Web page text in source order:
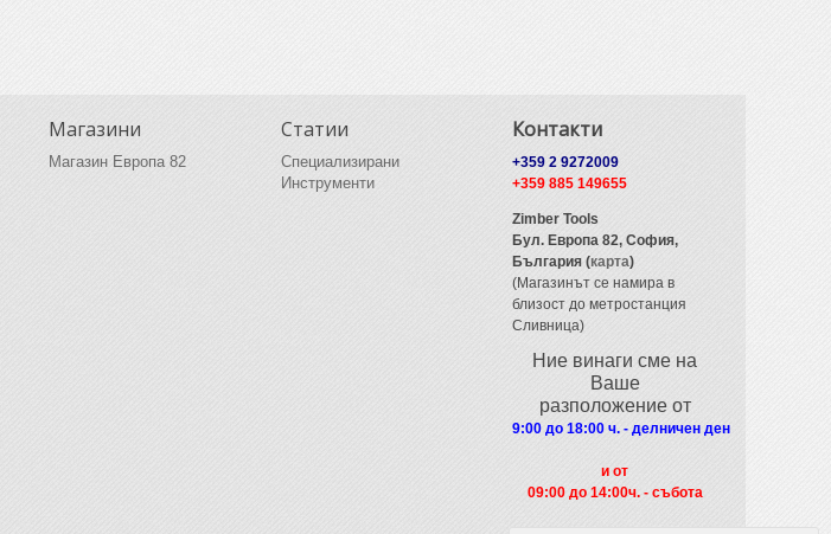
Магазини
Магазин Европа 82
Статии
Специализирани
Инструменти
Контакти
+359 2 9272009
+359 885 149655
Zimber Tools
Бул. Европа 82,София,
България (карта)
(Магазинът се намира в
близост до метростанция
Сливница)
Ние винаги сме на
Ваше
разположение от
9:00 до 18:00 ч. - делничен ден
и от
09:00 до 14:00ч. - събота